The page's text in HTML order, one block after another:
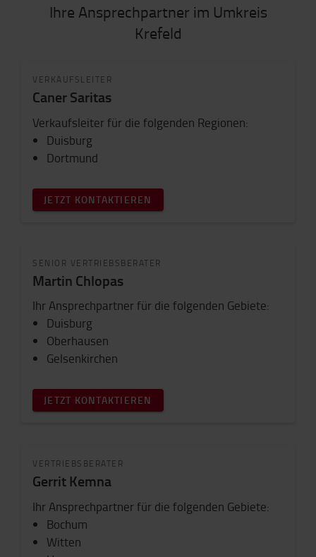
Ihre Ansprechpartner im Umkreis
Krefeld
VERKAUFSLEITER
Caner Saritas
Verkaufsleiter für die folgenden Regionen:
Duisburg
Dortmund
JETZT KONTAKTIEREN
SENIOR VERTRIEBSBERATER
Martin Chlopas
Ihr Ansprechpartner für die folgenden Gebiete:
Duisburg
Oberhausen
Gelsenkirchen
JETZT KONTAKTIEREN
VERTRIEBSBERATER
Gerrit Kemna
Ihr Ansprechpartner für die folgenden Gebiete:
Bochum
Witten